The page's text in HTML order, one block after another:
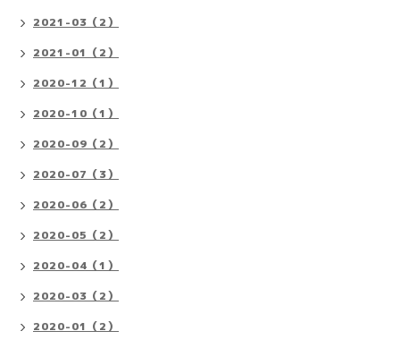
2021-03（2）
2021-01（2）
2020-12（1）
2020-10（1）
2020-09（2）
2020-07（3）
2020-06（2）
2020-05（2）
2020-04（1）
2020-03（2）
2020-01（2）